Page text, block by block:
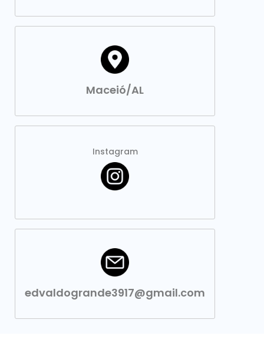
Maceió/AL
Instagram
edvaldogrande3917@gmail.com